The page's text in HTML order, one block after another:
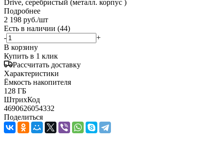
Drive, серебристый (металл. корпус )
Подробнее
2 198 руб./шт
Есть в наличии (44)
-
+
В корзину
Купить в 1 клик
Рассчитать доставку
Характеристики
Ёмкость накопителя
128 ГБ
ШтрихКод
4690626054332
Поделиться